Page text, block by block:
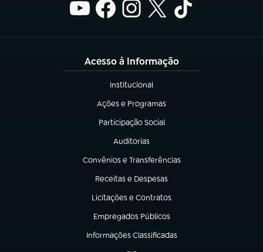
Acesso à Informação
Institucional
(abre em nova aba)
Ações e Programas
(abre em nova aba)
Participação Social
(abre em nova aba)
Auditorias
(abre em nova aba)
Convênios e Transferências
(abre em nova aba)
Receitas e Despesas
(abre em nova aba)
Licitações e Contratos
(abre em nova aba)
Empregados Públicos
(abre em nova aba)
Informações Classificadas
(abre em nova aba)